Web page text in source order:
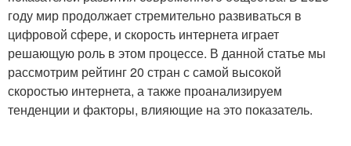
году мир продолжает стремительно развиваться в
цифровой сфере, и скорость интернета играет
решающую роль в этом процессе. В данной статье мы
рассмотрим рейтинг 20 стран с самой высокой
скоростью интернета, а также проанализируем
тенденции и факторы, влияющие на это показатель.